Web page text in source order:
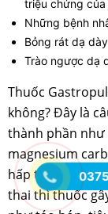
triệu chứng
Những bệnh
Bỏng rát dạ
Trào ngược dạ
Thuốc
không? Đây là
thành phần
magnesium
hấp thu, tuy
thai thì thuốc